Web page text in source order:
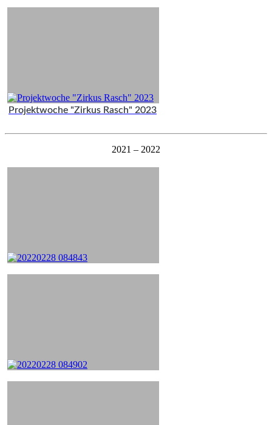
Projektwoche "Zirkus Rasch" 2023
2021 – 2022